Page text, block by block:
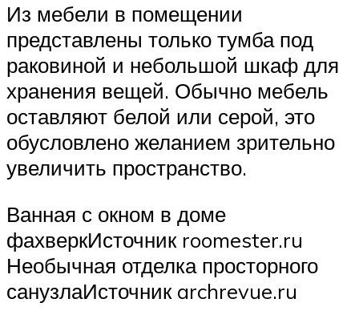
Из мебели в помещении
представлены только тумба под
раковиной и небольшой шкаф для
хранения вещей. Обычно мебель
оставляют белой или серой, это
обусловлено желанием зрительно
увеличить пространство.
Ванная с окном в доме
фахверкИсточник roomester.ru
Необычная отделка просторного
санузлаИсточник archrevue.ru